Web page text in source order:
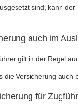
sind, kann
auch im
gilt in der Regel
Versicherung
für